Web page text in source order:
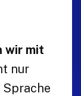
wir mit
nur
Sprache